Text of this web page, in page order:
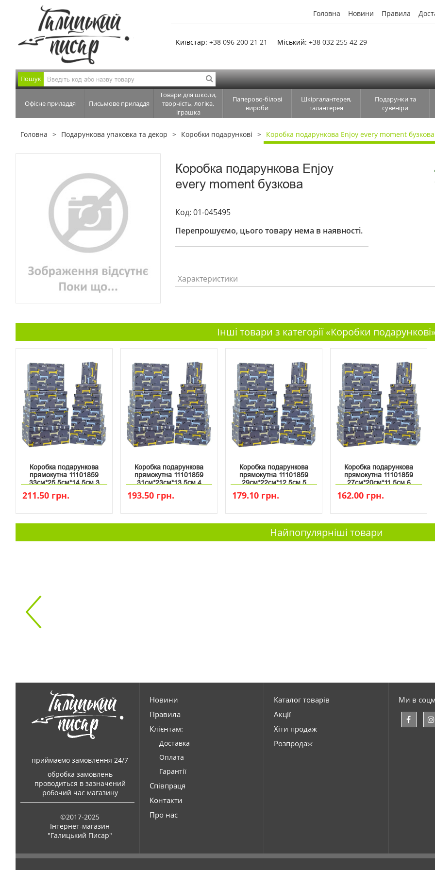
Головна Новини Правила
Київстар: +38 096 200 21 21 Міський: +38 032 255 42 29
Пошук
Офісне приладдя Письмове приладдя
Товари для школи,
творчість, логіка,
іграшка
Паперово-білові
вироби
Шкіргалантерея,
галантерея
Подарунки та
сувеніри
Головна Подарункова упаковка та декор Коробки подарункові Коробка подарункова Enjoy every moment бузкова
Коробка подарункова Enjoy
every moment бузкова
Код: 01-045495
Перепрошуємо, цього товару нема в наявності.
Характеристики
Інші товари з категорії «Коробки
Коробка подарункова
прямокутна 11101859
33см*25.5см*14.5см 3
211.50 грн.
Коробка подарункова
прямокутна 11101859
31см*23см*13.5см 4
193.50 грн.
Коробка подарункова
прямокутна 11101859
29см*22см*12.5см 5
179.10 грн.
Коробка подарункова
прямокутна 11101859
27см*20см*11.5см 6
162.00 грн.
Найпопулярніші товари
приймаємо замовлення 24/7
обробка замовлень
проводиться в зазначений
робочий час магазину
©2017-2025
Інтернет-магазин
"Галицький Писар"
Новини
Правила
Клієнтам:
Доставка
Оплата
Гарантії
Співпраця
Контакти
Про нас
Каталог товарів
Акції
Хіти продаж
Розпродаж
Ми в